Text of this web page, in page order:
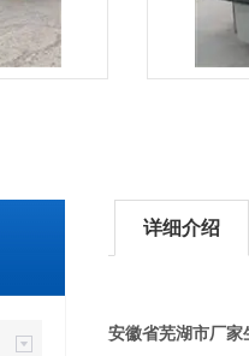
详细介绍
安徽省芜湖市厂